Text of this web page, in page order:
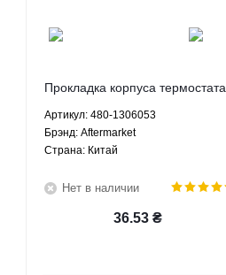
Прокладка корпуса термостата
Amulet Karry - 480-1306053
Aftermarket
Артикул: 480-1306053
Брэнд: Aftermarket
Страна: Китай
Нет в наличии
36.53₴